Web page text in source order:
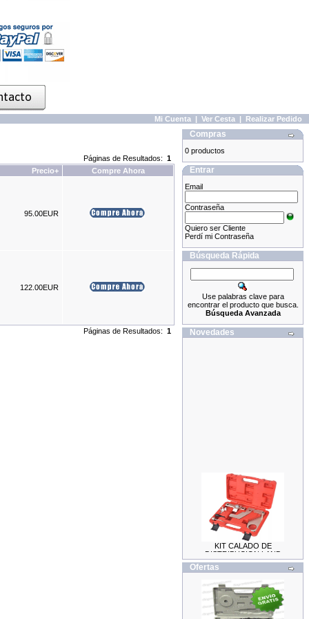
Mi Cuenta | Ver Cesta | Realizar Pedido
Páginas de Resultados: 1
Precio+ Compre Ahora
95.00EUR
122.00EUR
Páginas de Resultados: 1
Compras
0 productos
Entrar
Email
Contraseña
Quiero ser Cliente
Perdí mi Contraseña
Búsqueda Rápida
Use palabras clave para
encontrar el producto que busca.
Búsqueda Avanzada
Novedades
KIT CALADO DE
DISTRIBUCION LAND
69.99EUR
59.99EUR
---------
Ofertas